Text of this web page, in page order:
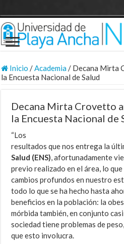
Inicio /Academia/ Decana Mirta
la Encuesta Nacional de Salud
Decana Mirta Crovetto
la Encuesta Nacional de
“Los
resultados que nos entrega la
Salud (ENS), afortunadamente
previo realizado en el área, lo
cambios profundos en nuestro
todo lo que se ha hecho hasta
beneficios en la población: la
mórbida también, en conjunto
sociedad tiene problemas de
que esto involucra.